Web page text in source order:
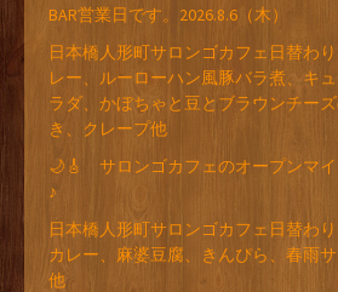
BAR営業日です。2026.8.6（木）
日本橋人形町サロンゴカフェ日替わ
レー、ルーローハン風豚バラ煮、キ
ラダ、かぼちゃと豆とブラウンチー
き、クレープ他
🌙🎸 サロンゴカフェのオープンマ
♪
日本橋人形町サロンゴカフェ日替わ
カレー、麻婆豆腐、きんぴら、春雨
他